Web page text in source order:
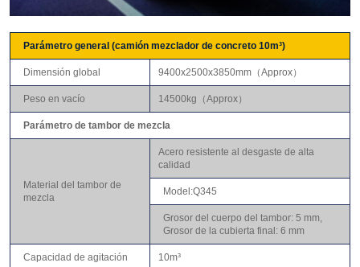
Parámetro general (camión mezclador de concreto 10m³)
Dimensión global 9400x2500x3850mm（Approx）
Peso en vacío 14500kg（Approx）
Parámetro de tambor de mezcla
Material del tambor de
mezcla
Acero resistente al desgaste de alta
calidad
Model:Q345
Grosor del cuerpo del tambor: 5 mm,
Grosor de la cubierta final: 6 mm
Capacidad de agitación 10m³